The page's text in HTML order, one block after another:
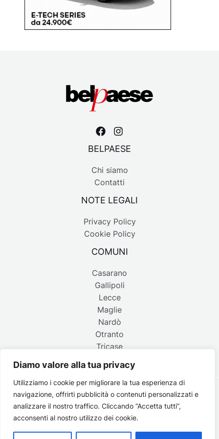
Diamo valore alla tua privacy
Utilizziamo i cookie per migliorare la tua esperienza di
navigazione, offrirti pubblicità o contenuti personalizzati e
analizzare il nostro traffico. Cliccando “Accetta tutti”,
acconsenti al nostro utilizzo dei cookie.
BELPAESE
Chi siamo
Contatti
NOTE LEGALI
Privacy Policy
Cookie Policy
COMUNI
Casarano
Gallipoli
Lecce
Maglie
Nardò
Otranto
Tricase
Copyright © 2026 Belpaese | Periodico d'informazione del
Salento - P.IVA 4637850753 - Testata registrata il 18 gennaio